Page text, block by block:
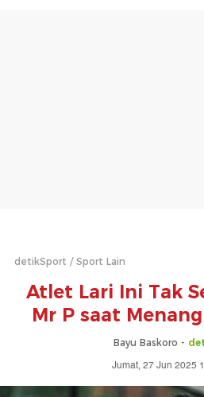
detikSport Sport Lain
Atlet Lari Ini Tak
Mr P saat
Bayu Baskoro -
Jumat, 27 Jun 2025